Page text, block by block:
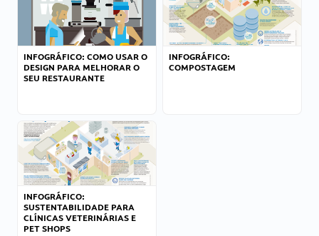
INFOGRÁFICO: COMO USAR O
DESIGN PARA MELHORAR O
SEU RESTAURANTE
INFOGRÁFICO:
COMPOSTAGEM
INFOGRÁFICO:
SUSTENTABILIDADE PARA
CLÍNICAS VETERINÁRIAS E
PET SHOPS